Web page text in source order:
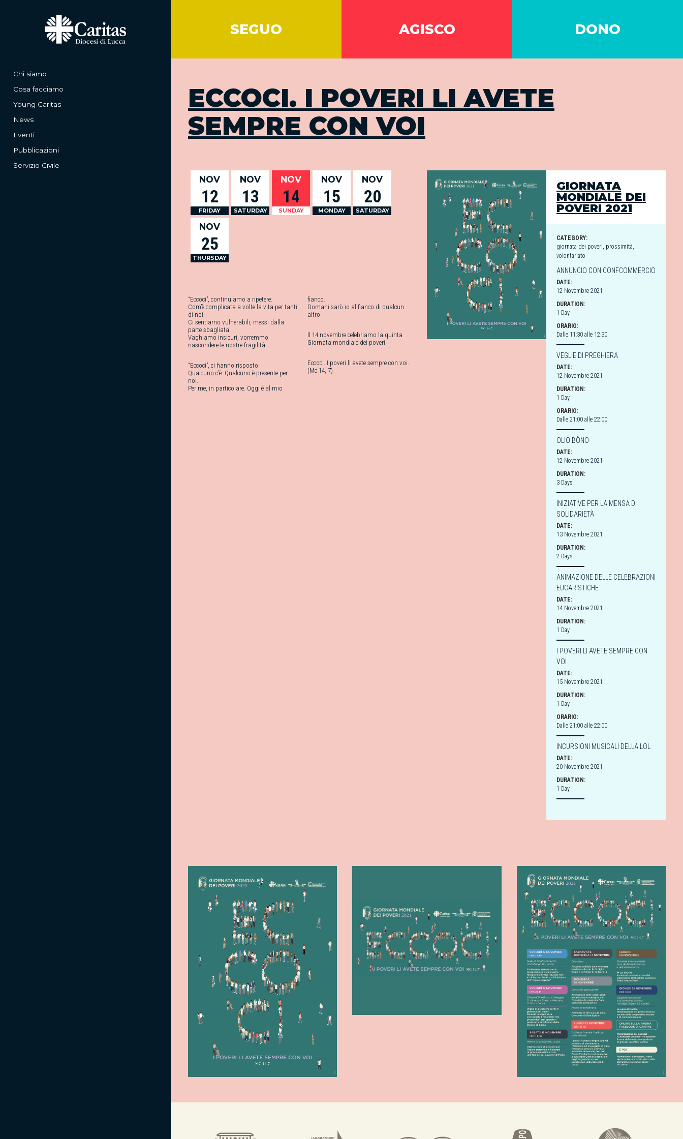
Chi siamo
Cosa facciamo
Young Caritas
News
Eventi
Pubblicazioni
Servizio Civile
SEGUO AGISCO DONO
ECCOCI. I POVERI LI AVETE
SEMPRE CON VOI
NOV
12
FRIDAY
NOV
13
SATURDAY
NOV
14
SUNDAY
NOV
15
MONDAY
NOV
20
SATURDAY
NOV
25
THURSDAY
“Eccoci”, continuiamo a ripetere.
Com’è complicata a volte la vita per tanti
di noi.
Ci sentiamo vulnerabili, messi dalla
parte sbagliata.
Vaghiamo insicuri, vorremmo
nascondere le nostre fragilità.
“Eccoci”, ci hanno risposto.
Qualcuno c’è. Qualcuno è presente per
noi.
Per me, in particolare. Oggi è al mio
fianco.
Domani sarò io al fianco di qualcun
altro.
Il 14 novembre celebriamo la quinta
Giornata mondiale dei poveri.
Eccoci. I poveri li avete sempre con voi.
(Mc 14, 7)
GIORNATA
MONDIALE DEI
POVERI 2021
CATEGORY:
giornata dei poveri, prossimità,
volontariato
ANNUNCIO CON CONFCOMMERCIO
DATE:
12 Novembre 2021
DURATION:
1 Day
ORARIO:
Dalle 11:30 alle 12:30
VEGLIE DI PREGHIERA
DATE:
12 Novembre 2021
DURATION:
1 Day
ORARIO:
Dalle 21:00 alle 22:00
OLIO BÒNO
DATE:
12 Novembre 2021
DURATION:
3 Days
INIZIATIVE PER LA MENSA DI
SOLIDARIETÀ
DATE:
13 Novembre 2021
DURATION:
2 Days
ANIMAZIONE DELLE CELEBRAZIONI
EUCARISTICHE
DATE:
14 Novembre 2021
DURATION:
1 Day
I POVERI LI AVETE SEMPRE CON
VOI
DATE:
15 Novembre 2021
DURATION:
1 Day
ORARIO:
Dalle 21:00 alle 22:00
INCURSIONI MUSICALI DELLA LOL
DATE:
20 Novembre 2021
DURATION:
1 Day